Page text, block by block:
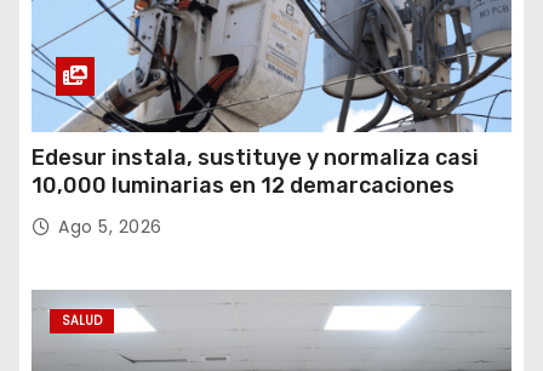
Edesur instala, sustituye y normaliza casi
10,000 luminarias en 12 demarcaciones
Ago 5, 2026
SALUD